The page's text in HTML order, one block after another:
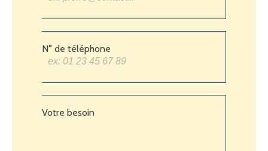
N° de téléphone
Votre besoin